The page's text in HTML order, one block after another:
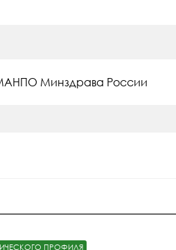
Минздрава России
ПРОФИЛЯ